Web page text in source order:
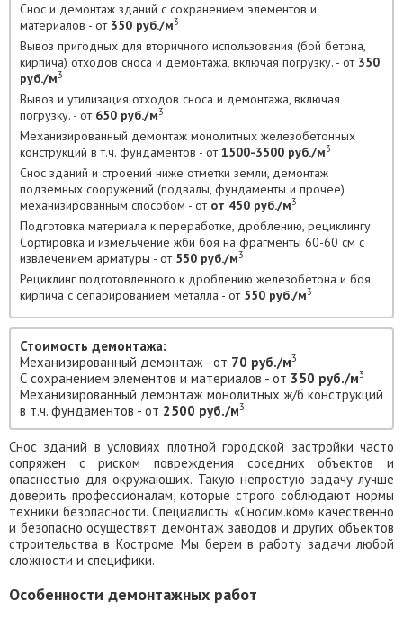
Снос и демонтаж зданий с сохранением элементов и
материалов - от 350 руб./м3
Вывоз пригодных для вторичного использования (бой бетона,
кирпича) отходов сноса и демонтажа, включая погрузку. - от 350
руб./м3
Вывоз и утилизация отходов сноса и демонтажа, включая
погрузку. - от 650 руб./м3
Механизированный демонтаж монолитных железобетонных
конструкций в т.ч. фундаментов - от1500-3500 руб./м3
Снос зданий и строений ниже отметки земли, демонтаж
подземных сооружений (подвалы, фундаменты и прочее)
механизированным способом - от от 450 руб./м3
Подготовка материала к переработке, дроблению, рециклингу.
Сортировка и измельчение жби боя на фрагменты 60-60 см с
извлечением арматуры - от 550 руб./м3
Рециклинг подготовленного к дроблению железобетона и боя
кирпича с сепарированием металла - от 550 руб./м3
Стоимость демонтажа:
Механизированный демонтаж - от 70 руб./м3
С сохранением элементов и материалов - от 350 руб./м3
Механизированный демонтаж монолитных ж/б конструкций
в т.ч. фундаментов - от 2500 руб./м3
Снос зданий в условиях плотной городской застройки часто
сопряжен с риском повреждения соседних объектов и
опасностью для окружающих. Такую непростую задачу лучше
доверить профессионалам, которые строго соблюдают нормы
техники безопасности. Специалисты «Сносим.ком» качественно
и безопасно осуществят демонтаж заводов и других объектов
строительства в Костроме. Мы берем в работу задачи любой
сложности и специфики.
Особенности демонтажных работ